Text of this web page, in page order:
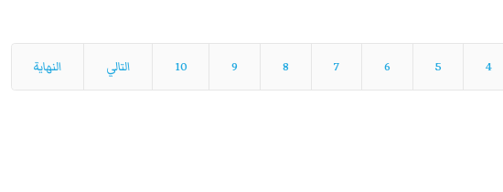
4
5
6
7
8
9
10 التالي النهاية